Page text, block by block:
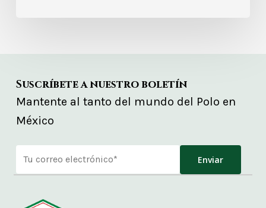
Suscríbete a nuestro boletín
Mantente al tanto del mundo del Polo en
México